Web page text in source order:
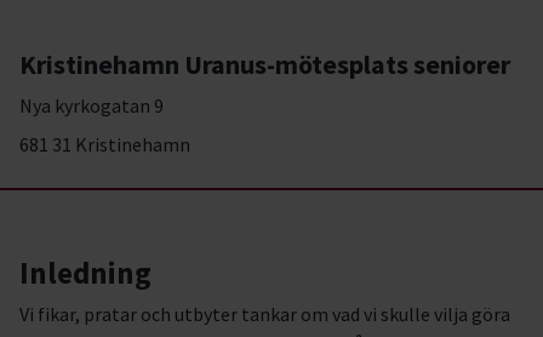
Kristinehamn Uranus-mötesplats seniorer
Nya kyrkogatan 9
681 31 Kristinehamn
Inledning
Vi fikar, pratar och utbyter tankar om vad vi skulle vilja göra